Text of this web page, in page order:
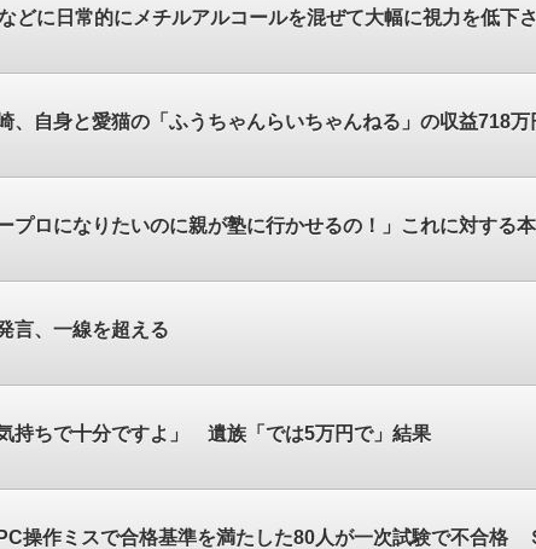
どに日常的にメチルアルコールを混ぜて大幅に視力を低
、自身と愛猫の「ふうちゃんらいちゃんねる」の収益718
プロになりたいのに親が塾に行かせるの！」これに対する
言、一線を超える
持ちで十分ですよ」 遺族「では5万円で」結果
操作ミスで合格基準を満たした80人が一次試験で不合格